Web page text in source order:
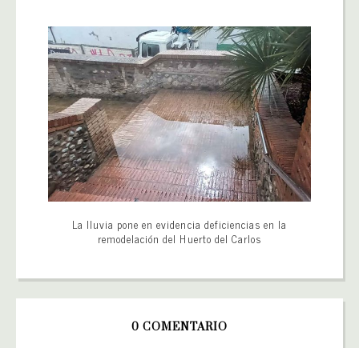
La lluvia pone en evidencia deficiencias en la
remodelación del Huerto del Carlos
0 COMENTARIO